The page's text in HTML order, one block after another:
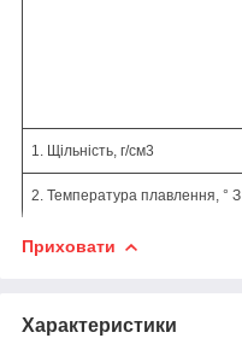
1. Щільність,г/см3
2. Температура плавлення,°З
Приховати
Характеристики